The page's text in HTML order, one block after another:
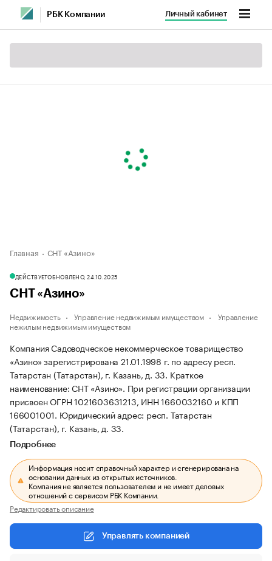
РБК Компании Личный кабинет
Главная СНТ «Азино»
ДЕЙСТВУЕТОБНОВЛЕНО, 24.10.2025
СНТ «Азино»
Недвижимость Управление недвижимым имуществом
Управление
нежилым недвижимым имуществом
Компания Садоводческое некоммерческое товарищество
«Азино» зарегистрирована 21.01.1998 г. по адресу респ.
Татарстан (Татарстан), г. Казань, д. 33. Краткое
наименование: СНТ «Азино». При регистрации организации
присвоен ОГРН 1021603631213, ИНН 1660032160 и КПП
166001001. Юридический адрес: респ. Татарстан
(Татарстан), г. Казань, д. 33.
Подробнее
Информация носит справочный характер и сгенерирована на
основании данных из открытых источников.
Компания не является пользователем и не имеет деловых
отношений с сервисом РБК Компании.
Редактировать описание
Управлять компанией